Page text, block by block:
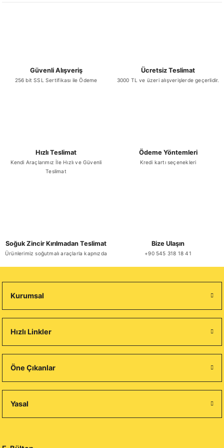
Güvenli Alışveriş
256 bit SSL Sertifikası ile Ödeme
Ücretsiz Teslimat
3000 TL ve üzeri alışverişlerde geçerlidir.
Hızlı Teslimat
Kendi Araçlarımız İle Hızlı ve Güvenli
Teslimat
Ödeme Yöntemleri
Kredi kartı seçenekleri
Soğuk Zincir Kırılmadan Teslimat
Ürünlerimiz soğutmalı araçlarla kapnızda
Bize Ulaşın
+90 545 318 18 41
Kurumsal
Hızlı Linkler
Öne Çıkanlar
Yasal